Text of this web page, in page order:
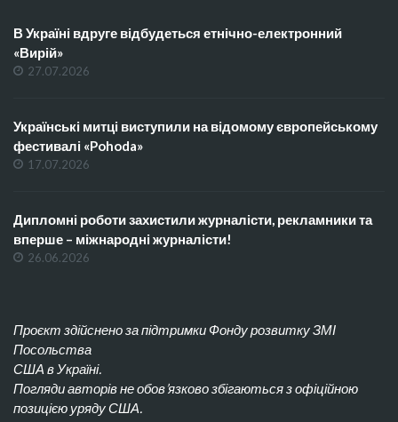
В Україні вдруге відбудеться етнічно-електронний
«Вирій»
27.07.2026
Українські митці виступили на відомому європейському
фестивалі «Pohoda»
17.07.2026
Дипломні роботи захистили журналісти, рекламники та
вперше – міжнародні журналісти!
26.06.2026
Проєкт здійснено за підтримки Фонду розвитку ЗМІ
Посольства
США в Україні.
Погляди авторів не обов’язково збігаються з офіційною
позицією уряду США.